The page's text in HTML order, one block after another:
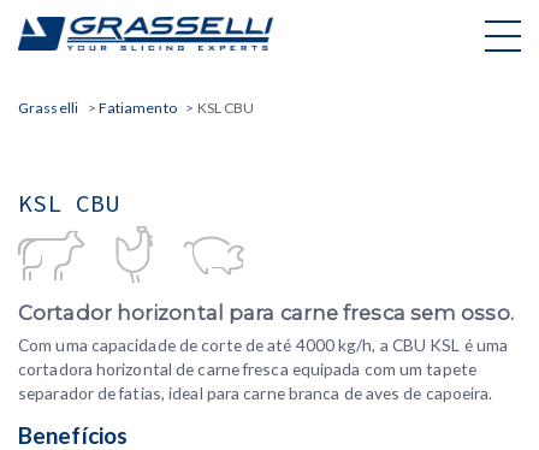
content
Grasselli > Fatiamento > KSL CBU
KSL CBU
Cortador horizontal para carne fresca sem osso.
Com uma capacidade de corte de até 4000 kg/h, a CBU KSL é uma
cortadora horizontal de carne fresca equipada com um tapete
separador de fatias, ideal para carne branca de aves de capoeira.
Benefícios